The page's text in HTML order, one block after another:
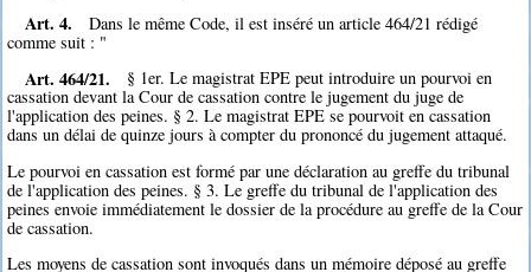
Art. 4.
Dans le même Code, il est inséré un article 464/21 rédigé
comme suit : "
Art. 464/21.
§ 1er. Le magistrat EPE peut introduire un pourvoi en
cassation devant la Cour de cassation contre le jugement du juge de
l'application des peines. § 2. Le magistrat EPE se pourvoit en cassation
dans un délai de quinze jours à compter du prononcé du jugement attaqué.
Le pourvoi en cassation est formé par une déclaration au greffe du tribunal
de l'application des peines. § 3. Le greffe du tribunal de l'application des
peines envoie immédiatement le dossier de la procédure au greffe de la Cour
de cassation.
Les moyens de cassation sont invoqués dans un mémoire déposé au greffe